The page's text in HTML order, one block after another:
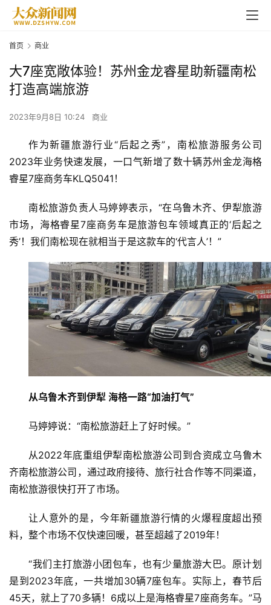
首页 商业
大7座宽敞体验！苏州金龙睿星助新疆南松
打造高端旅游
2023年9月8日 10:24 商业
作为新疆旅游行业“后起之秀”，南松旅游服务公司
2023年业务快速发展，一口气新增了数十辆苏州金龙海格
睿星7座商务车KLQ5041！
南松旅游负责人马婷婷表示，“在乌鲁木齐、伊犁旅游
市场，海格睿星7座商务车是旅游包车领域真正的‘后起之
秀’！我们南松现在就相当于是这款车的‘代言人’！”
从乌鲁木齐到伊犁 海格一路“加油打气”
马婷婷说：“南松旅游赶上了好时候。”
从2022年底重组伊犁南松旅游公司到合资成立乌鲁木
齐南松旅游公司，通过政府接待、旅行社合作等不同渠道，
南松旅游很快打开了市场。
让人意外的是，今年新疆旅游行情的火爆程度超出预
料，整个市场不仅快速回暖，甚至超越了2019年！
“我们主打旅游小团包车，也有少量旅游大巴。原计划
是到2023年底，一共增加30辆7座包车。实际上，春节后
45天，就上了70多辆！6成以上是海格睿星7座商务车。”马